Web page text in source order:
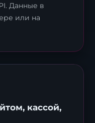
Данные в
или на
кассой,